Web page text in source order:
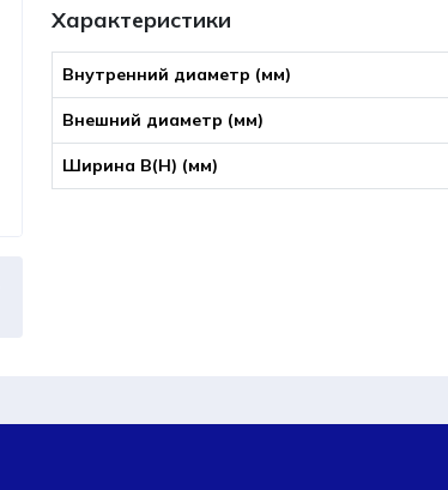
Характеристики
Внутренний диаметр (мм)
Внешний диаметр (мм)
Ширина B(Н) (мм)